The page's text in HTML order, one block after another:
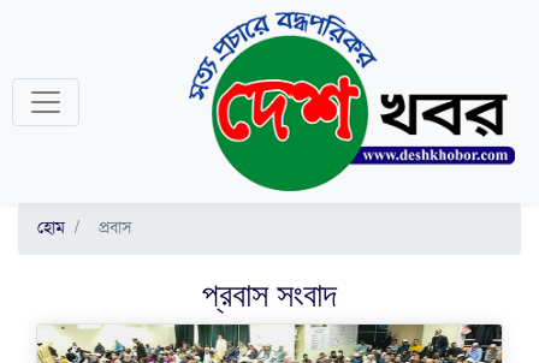
হোম প্রবাস
প্রবাসসংবাদ